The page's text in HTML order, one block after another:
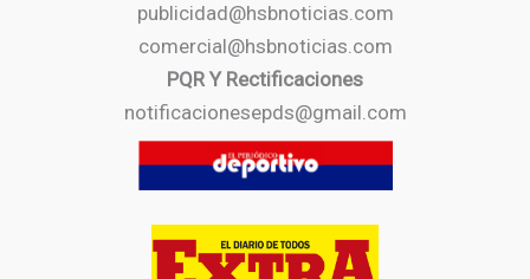
publicidad@hsbnoticias.com
comercial@hsbnoticias.com
PQR Y Rectificaciones
notificacionesepds@gmail.com